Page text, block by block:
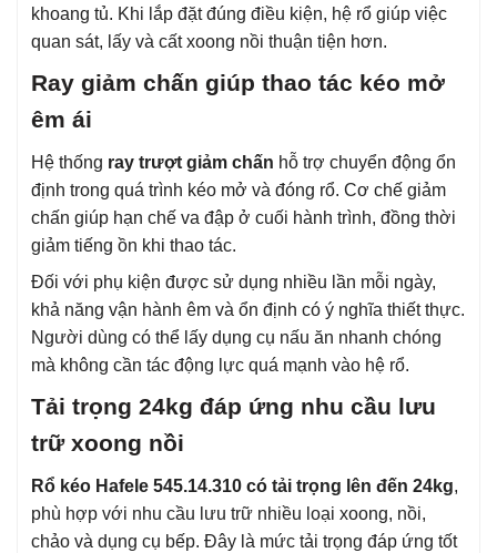
khoang tủ. Khi lắp đặt đúng điều kiện, hệ rổ giúp việc
quan sát, lấy và cất xoong nồi thuận tiện hơn.
Ray giảm chấn giúp thao tác kéo mở
êm ái
Hệ thống ray trượt giảm chấn hỗ trợ chuyển động ổn
định trong quá trình kéo mở và đóng rổ. Cơ chế giảm
chấn giúp hạn chế va đập ở cuối hành trình, đồng thời
giảm tiếng ồn khi thao tác.
Đối với phụ kiện được sử dụng nhiều lần mỗi ngày,
khả năng vận hành êm và ổn định có ý nghĩa thiết thực.
Người dùng có thể lấy dụng cụ nấu ăn nhanh chóng
mà không cần tác động lực quá mạnh vào hệ rổ.
Tải trọng 24kg đáp ứng nhu cầu lưu
trữ xoong nồi
Rổ kéo Hafele 545.14.310 có tải trọng lên đến 24kg,
phù hợp với nhu cầu lưu trữ nhiều loại xoong, nồi,
chảo và dụng cụ bếp. Đây là mức tải trọng đáp ứng tốt